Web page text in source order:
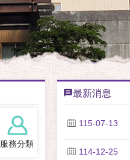
服務分類
最新消息
115-07-13
114-12-25